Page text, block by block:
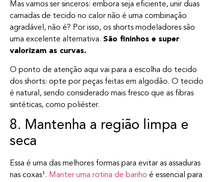
Mas vamos ser sinceros: embora seja eficiente, unir duas
camadas de tecido no calor não é uma combinação
agradável, não é? Por isso, os shorts modeladores são
uma excelente alternativa. São fininhos e super
valorizam as curvas.
O ponto de atenção aqui vai para a escolha do tecido
dos shorts: opte por peças feitas em algodão. O tecido
é natural, sendo considerado mais fresco que as fibras
sintéticas, como poliéster.
8. Mantenha a região limpa e
seca
Essa é uma das melhores formas para evitar as assaduras
nas coxas¹. Manter uma rotina de banho é essencial para